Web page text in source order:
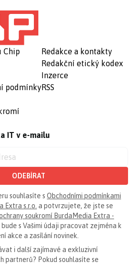
Chip
podmínky
Redakce a kontakty
Redakční etický kodex
Inzerce
RSS
IT v e-mailu
ODEBÍRAT
souhlasíte s Obchodními podmínkami
Extra s.r.o. a potvrzujete, že jste se
soukromí BurdaMedia Extra -
bude s Vašimi údaji pracovat zejména k
akce a zasílání novinek.
i další zajímavé a exkluzivní
partnerů? Pokud souhlasíte se